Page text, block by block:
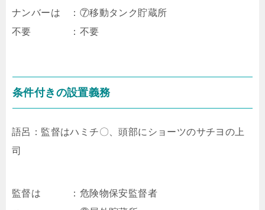
ナンバーは ：⑦移動タンク貯蔵所
不要 ：不要
条件付きの設置義務
語呂：監督はハミチ〇、頭部にショーツのサチヨの上
司
監督は ：危険物保安監督者